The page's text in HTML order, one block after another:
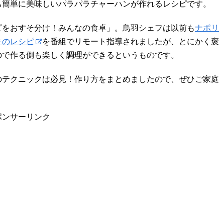
単に美味しいパラパラチャーハンが作れるレシピです。
おすそ分け！みんなの食卓」。鳥羽シェフは以前もナポリ
のレシピ
を番組でリモート指導されましたが、とにかく褒
作る側も楽しく調理ができるというものです。
クニックは必見！作り方をまとめましたので、ぜひご家庭
ンサーリンク